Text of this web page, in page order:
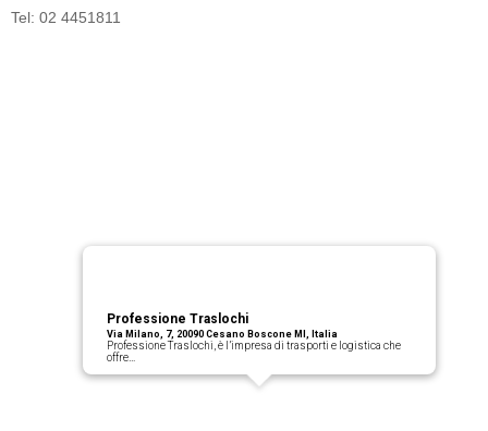
Tel: 02 4451811
Professione Traslochi
Via Milano, 7, 20090 Cesano Boscone MI, Italia
Professione Traslochi, è l’impresa di trasporti e logistica che
offre…